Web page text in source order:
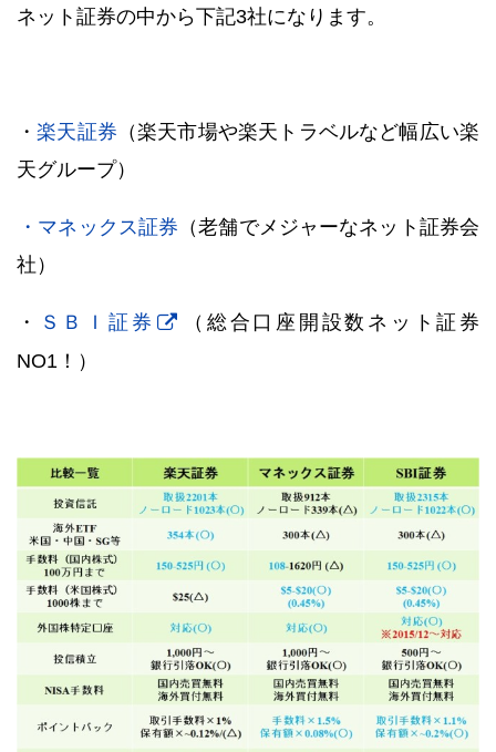
ネット証券の中から下記3社になります。
・楽天証券 （楽天市場や楽天トラベルなど幅広い楽
天グループ）
・マネックス証券 （老舗でメジャーなネット証券会
社）
・ ＳＢＩ証券
（総合口座開設数ネット証券
NO1！）